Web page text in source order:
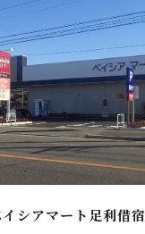
シアマート足利借宿